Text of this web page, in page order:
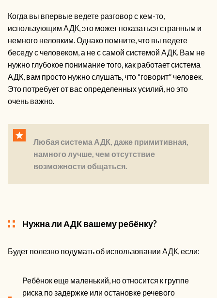
Когда вы впервые ведете разговор с кем-то,
использующим АДК, это может показаться странным и
немного неловким. Однако помните, что вы ведете
беседу с человеком, а не с самой системой АДК. Вам не
нужно глубокое понимание того, как работает система
АДК, вам просто нужно слушать, что “говорит” человек.
Это потребует от вас определенных усилий, но это
очень важно.
Любая система АДК, даже примитивная,
намного лучше, чем отсутствие
возможности общаться.
Нужна ли АДК вашему ребёнку?
Будет полезно подумать об использовании АДК, если:
Ребёнок еще маленький, но относится к группе
риска по задержке или остановке речевого